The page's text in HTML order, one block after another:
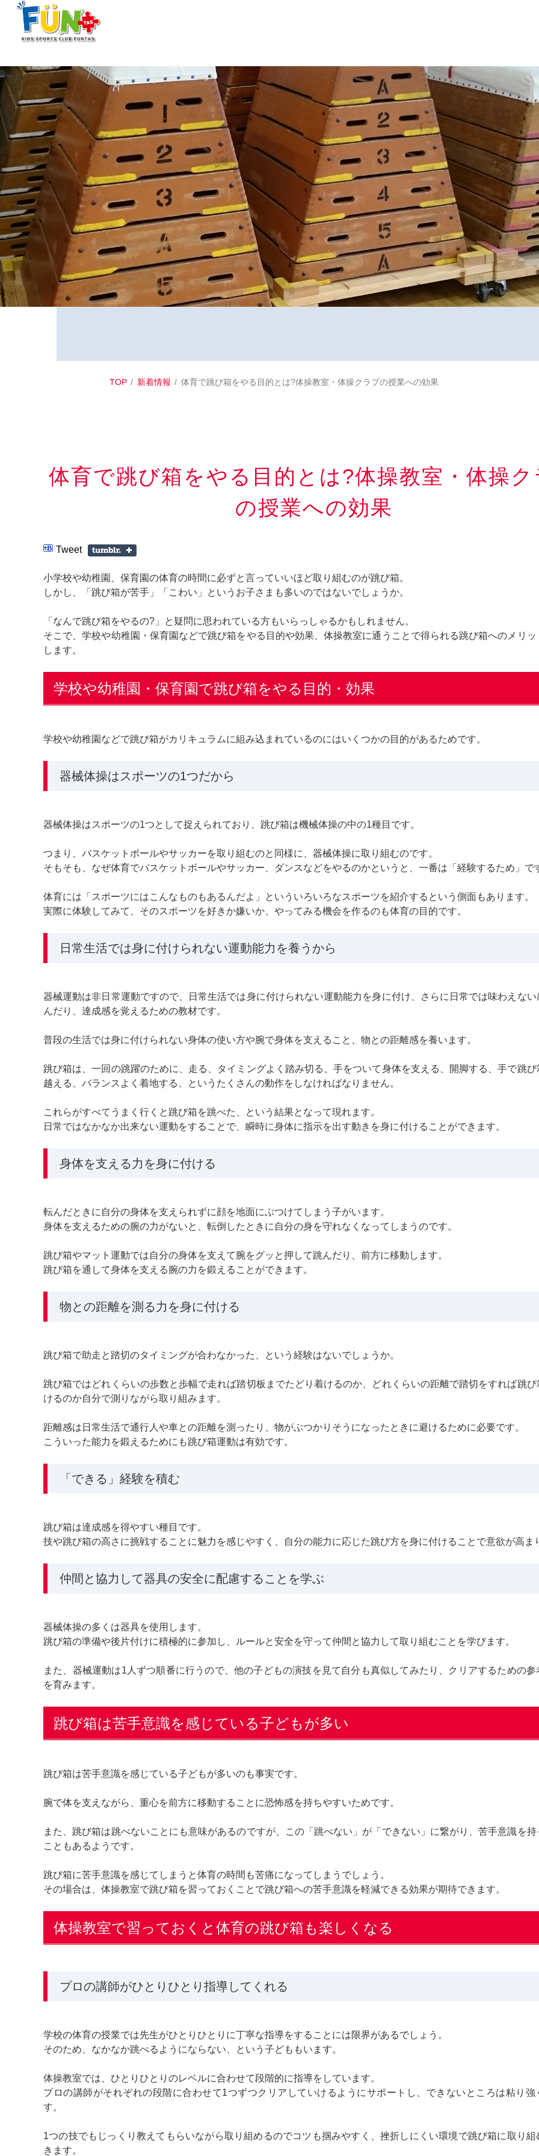
TOP 新着情報 体育で跳び箱をやる目的とは?体操教室・体操クラブの授業への効果
体育で跳び箱をやる目的とは?体操教室・体操ク
の授業への効果
Tweet
小学校や幼稚園、保育園の体育の時間に必ずと言っていいほど取り組むのが跳び箱。
しかし、「跳び箱が苦手」「こわい」というお子さまも多いのではないでしょうか。
「なんで跳び箱をやるの?」と疑問に思われている方もいらっしゃるかもしれません。
そこで、学校や幼稚園・保育園などで跳び箱をやる目的や効果、体操教室に通うことで得られる跳び箱へのメリッ
します。
学校や幼稚園・保育園で跳び箱をやる目的・効果
学校や幼稚園などで跳び箱がカリキュラムに組み込まれているのにはいくつかの目的があるためです。
器械体操はスポーツの1つだから
器械体操はスポーツの1つとして捉えられており、跳び箱は機械体操の中の1種目です。
つまり、バスケットボールやサッカーを取り組むのと同様に、器械体操に取り組むのです。
そもそも、なぜ体育でバスケットボールやサッカー、ダンスなどをやるのかというと、一番は「経験するため」で
体育には「スポーツにはこんなものもあるんだよ」といういろいろなスポーツを紹介するという側面もあります。
実際に体験してみて、そのスポーツを好きか嫌いか、やってみる機会を作るのも体育の目的です。
日常生活では身に付けられない運動能力を養うから
器械運動は非日常運動ですので、日常生活では身に付けられない運動能力を身に付け、さらに日常では味わえない
んだり、達成感を覚えるための教材です。
普段の生活では身に付けられない身体の使い方や腕で身体を支えること、物との距離感を養います。
跳び箱は、一回の跳躍のために、走る、タイミングよく踏み切る、手をついて身体を支える、開脚する、手で跳び
越える、バランスよく着地する、というたくさんの動作をしなければなりません。
これらがすべてうまく行くと跳び箱を跳べた、という結果となって現れます。
日常ではなかなか出来ない運動をすることで、瞬時に身体に指示を出す動きを身に付けることができます。
身体を支える力を身に付ける
転んだときに自分の身体を支えられずに顔を地面にぶつけてしまう子がいます。
身体を支えるための腕の力がないと、転倒したときに自分の身を守れなくなってしまうのです。
跳び箱やマット運動では自分の身体を支えて腕をグッと押して跳んだり、前方に移動します。
跳び箱を通して身体を支える腕の力を鍛えることができます。
物との距離を測る力を身に付ける
跳び箱で助走と踏切のタイミングが合わなかった、という経験はないでしょうか。
跳び箱ではどれくらいの歩数と歩幅で走れば踏切板までたどり着けるのか、どれくらいの距離で踏切をすれば跳
けるのか自分で測りながら取り組みます。
距離感は日常生活で通行人や車との距離を測ったり、物がぶつかりそうになったときに避けるために必要です。
こういった能力を鍛えるためにも跳び箱運動は有効です。
「できる」経験を積む
跳び箱は達成感を得やすい種目です。
技や跳び箱の高さに挑戦することに魅力を感じやすく、自分の能力に応じた跳び方を身に付けることで意欲が高ま
仲間と協力して器具の安全に配慮することを学ぶ
器械体操の多くは器具を使用します。
跳び箱の準備や後片付けに積極的に参加し、ルールと安全を守って仲間と協力して取り組むことを学びます。
また、器械運動は1人ずつ順番に行うので、他の子どもの演技を見て自分も真似してみたり、クリアするための参
を育みます。
跳び箱は苦手意識を感じている子どもが多い
跳び箱は苦手意識を感じている子どもが多いのも事実です。
腕で体を支えながら、重心を前方に移動することに恐怖感を持ちやすいためです。
また、跳び箱は跳べないことにも意味があるのですが、この「跳べない」が「できない」に繋がり、苦手意識を持
こともあるようです。
跳び箱に苦手意識を感じてしまうと体育の時間も苦痛になってしまうでしょう。
その場合は、体操教室で跳び箱を習っておくことで跳び箱への苦手意識を軽減できる効果が期待できます。
体操教室で習っておくと体育の跳び箱も楽しくなる
プロの講師がひとりひとり指導してくれる
学校の体育の授業では先生がひとりひとりに丁寧な指導をすることには限界があるでしょう。
そのため、なかなか跳べるようにならない、という子どももいます。
体操教室では、ひとりひとりのレベルに合わせて段階的に指導をしています。
プロの講師がそれぞれの段階に合わせて1つずつクリアしていけるようにサポートし、できないところは粘り強
す。
1つの技でもじっくり教えてもらいながら取り組めるのでコツも掴みやすく、挫折しにくい環境で跳び箱に取り組
きます。